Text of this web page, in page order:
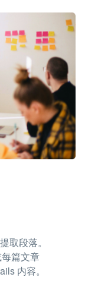
取段落。
篇文章
内容。